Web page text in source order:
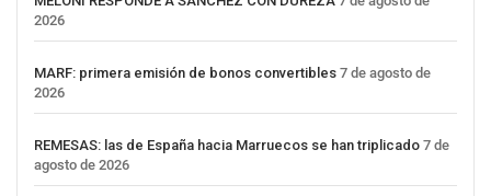
2026
MARF: primera emisión de bonos convertibles 7 de agosto de
2026
REMESAS: las de España hacia Marruecos se han triplicado 7 de
agosto de 2026